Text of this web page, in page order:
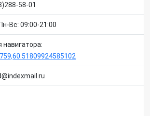
58-01
Вс: 09:00-21:00
навигатора: